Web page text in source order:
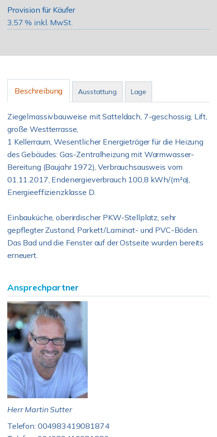
Provision für Käufer
3,57 % inkl. MwSt.
Beschreibung Ausstattung Lage
Ziegelmassivbauweise mit Satteldach, 7-geschossig, Lift,
große Westterrasse,
1 Kellerraum, Wesentlicher Energieträger für die Heizung
des Gebäudes: Gas-Zentralheizung mit Warmwasser-
Bereitung (Baujahr 1972), Verbrauchsausweis vom
01.11.2017, Endenergieverbrauch 100,8 kWh/(m²a),
Energieeffizienzklasse D.
Einbauküche, oberirdischer PKW-Stellplatz, sehr
gepflegter Zustand, Parkett/Laminat- und PVC-Böden.
Das Bad und die Fenster auf der Ostseite wurden bereits
erneuert.
Ansprechpartner
Herr Martin Sutter
Telefon: 004983419081874